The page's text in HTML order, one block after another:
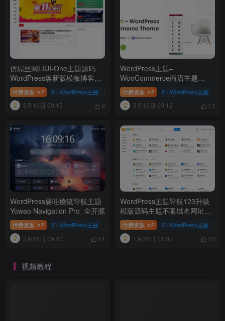
仿屌丝网LIUI-One主题源码
WordPress焕新版模板博客网
站源码
付费资源 ￥2 WordPress主题 # WordPress模板 # 博客模板 # 仿屌丝网
3月16日 09:15 9
WordPress主题–
WooCommerce商店主题
WoodMart v8.3.9 破解版
付费资源 ￥2 WordPress主题
3月16日 09:12 13
WordPress要哇棱镜导航主题
Yowao Navigation Pro_全开源
付费资源 ￥2 WordPress主题 # WordPress模板 # 导航主题 # Yowao
3月16日 09:10 14
WordPress主题导航123升级
模版源码主题不限域名网址导
航付费资源 ￥2 WordPress主题
1月28日 11:07 10
视频教程